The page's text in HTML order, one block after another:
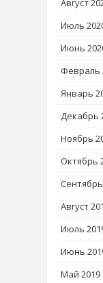
Август
Июль
Июнь
Февраль
Январь
Декабрь
Ноябрь
Октябрь
Август
Июль
Июнь
Май 2019